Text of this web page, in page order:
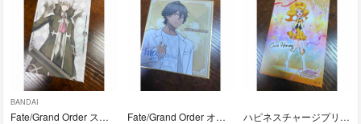
BANDAI
Fate/Grand Order スタンド！美品 Fate/Grand Order オジマンディアス ミニ色紙！美品 ハピネスチャージプリキュア キュアハニー ポストカード！美品！